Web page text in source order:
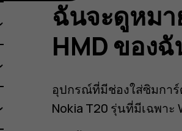
ฉันจะดูหมา
HMD ของ
อุปกรณ์ที่มีช่องใส่ซิมกา
Nokia T20 รุ่นที่มีเฉพา